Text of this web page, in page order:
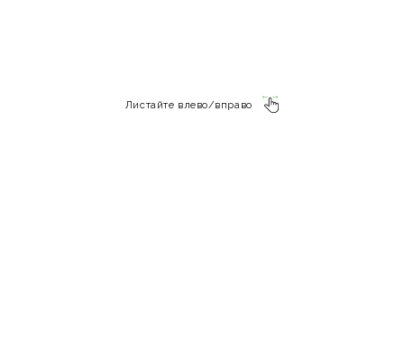
Листайте влево/вправо